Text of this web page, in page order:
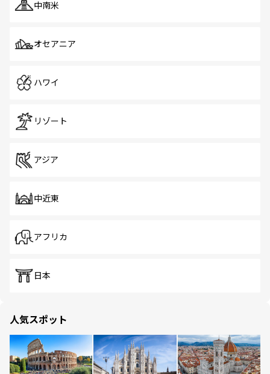
中南米
オセアニア
ハワイ
リゾート
アジア
中近東
アフリカ
日本
人気スポット